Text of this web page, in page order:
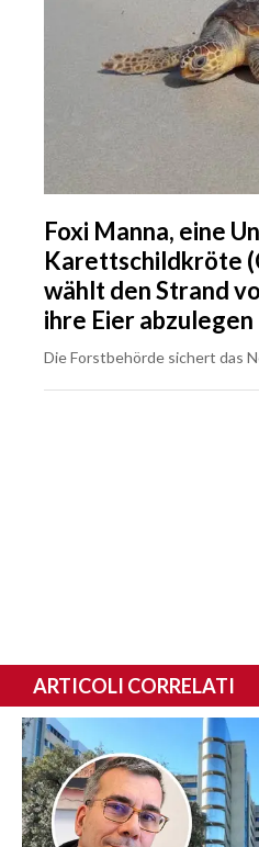
Foxi Manna, eine
Karettschildkröte
wählt den Strand
ihre Eier abzulegen
Die Forstbehörde sichert das
ARTICOLI CORRELATI